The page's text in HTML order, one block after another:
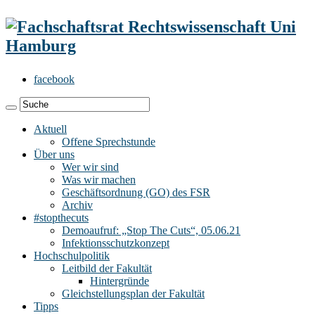
facebook
Aktuell
Offene Sprechstunde
Über uns
Wer wir sind
Was wir machen
Geschäftsordnung (GO) des FSR
Archiv
#stopthecuts
Demoaufruf: „Stop The Cuts“, 05.06.21
Infektionsschutzkonzept
Hochschulpolitik
Leitbild der Fakultät
Hintergründe
Gleichstellungsplan der Fakultät
Tipps